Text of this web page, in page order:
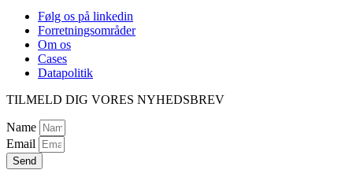
Følg os på linkedin
Forretningsområder
Om os
Cases
Datapolitik
TILMELD DIG VORES NYHEDSBREV
Name
Email
Send